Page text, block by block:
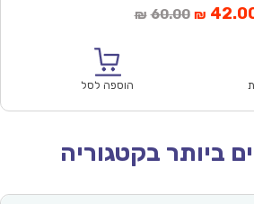
₪ 60.00המחיר
₪
הוספה לסל
ביותר בקטגוריה